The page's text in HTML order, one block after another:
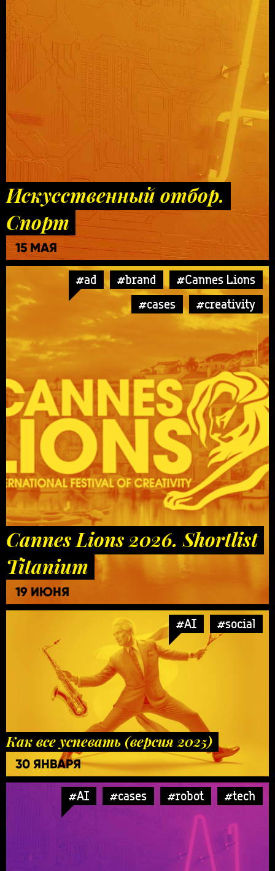
Искусственный отбор.
Спорт
15 МАЯ
#ad #brand
#Cannes Lions
#cases
#creativity
Cannes Lions 2026. Shortlist
Titanium
19 ИЮНЯ
#AI #social
Как все успевать (версия 2025)
30 ЯНВАРЯ
#AI #cases #robot #tech